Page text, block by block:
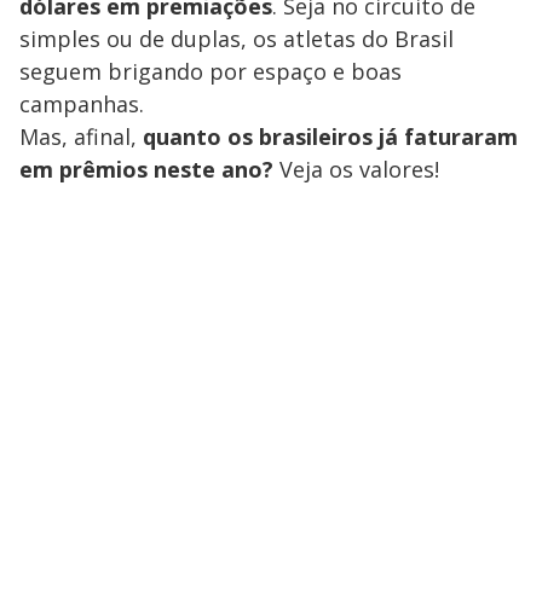
simples ou de duplas, os atletas do Brasil
seguem brigando por espaço e boas
campanhas.
Mas, afinal, quanto os brasileiros já faturaram
em prêmios neste ano? Veja os valores!